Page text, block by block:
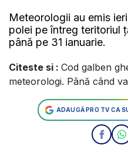
Meteorologii au emis
polei pe întreg teritoriul
până pe 31 ianuarie.
Citeste si : Cod galben
meteorologi. Până când
ADAUGĂ PRO TV CA